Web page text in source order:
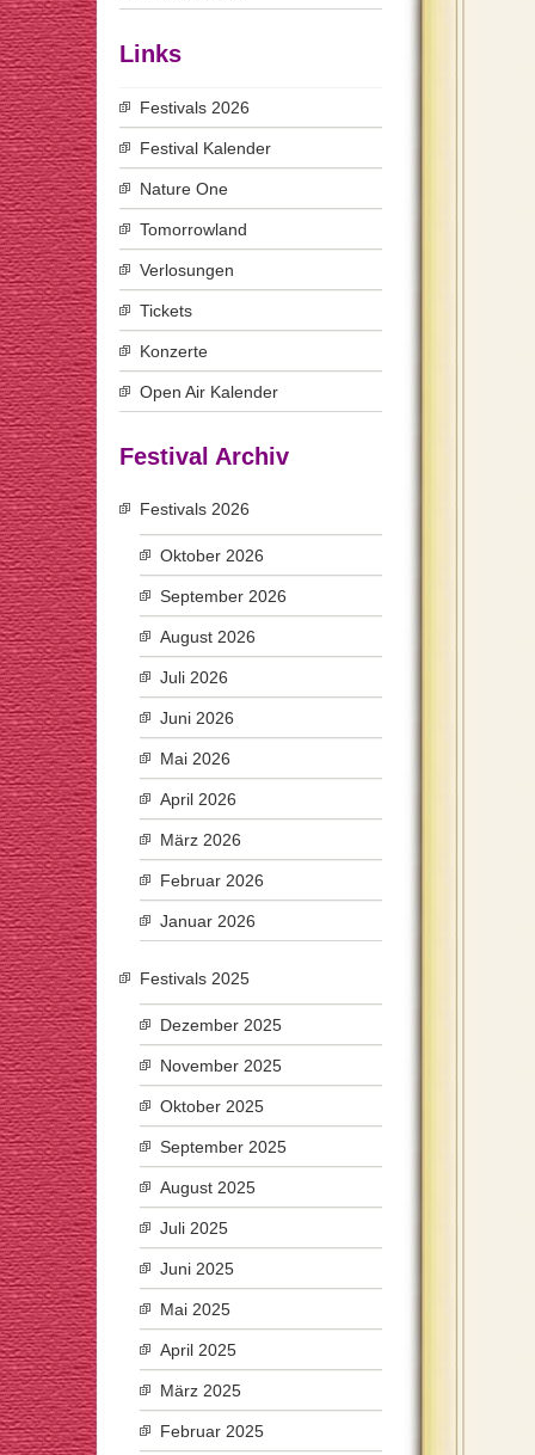
Links
Festivals 2026
Festival Kalender
Nature One
Tomorrowland
Verlosungen
Tickets
Konzerte
Open Air Kalender
Festival Archiv
Festivals 2026
Oktober 2026
September 2026
August 2026
Juli 2026
Juni 2026
Mai 2026
April 2026
März 2026
Februar 2026
Januar 2026
Festivals 2025
Dezember 2025
November 2025
Oktober 2025
September 2025
August 2025
Juli 2025
Juni 2025
Mai 2025
April 2025
März 2025
Februar 2025